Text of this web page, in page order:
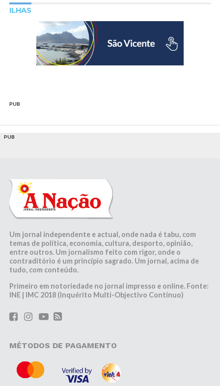
ILHAS
PUB
PUB
Um jornal independente e actual, onde nada é tabu, com
temas de política, economia, cultura, desporto, opinião,
entre outros. Um jornalismo feito com rigor, onde o
contraditório é um princípio sagrado. Um jornal, acima de
tudo, com conteúdo.
Primeiro em notoriedade no jornal impresso e online. Fonte:
INE | IMC 2018 (Inquérito Multi-Objectivo Contínuo)
MÉTODOS DE PAGAMENTO